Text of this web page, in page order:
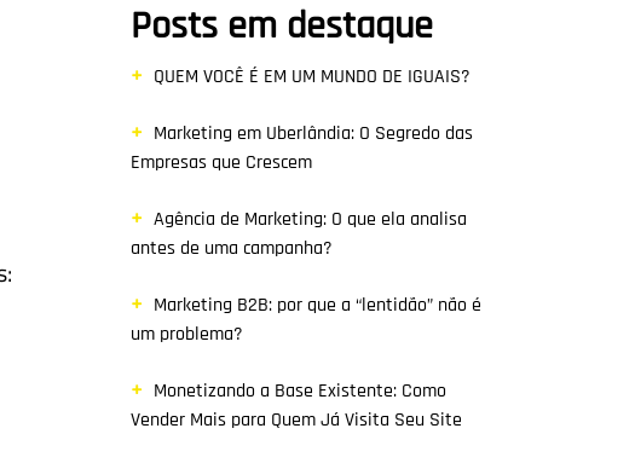
Posts em destaque
QUEM VOCÊ É EM UM MUNDO DE IGUAIS?
Marketing em Uberlândia: O Segredo das
Empresas que Crescem
Agência de Marketing: O que ela analisa
antes de uma campanha?
Marketing B2B: por que a “lentidão” não é
um problema?
Monetizando a Base Existente: Como
Vender Mais para Quem Já Visita Seu Site